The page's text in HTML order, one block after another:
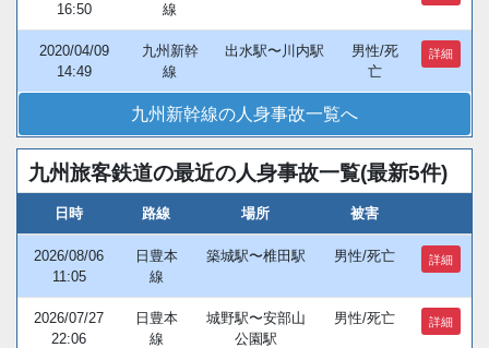
16:50
線
2020/04/09
14:49
九州新幹
線
出水駅〜川内駅
男性/死
亡
詳細
九州新幹線の人身事故一覧へ
九州旅客鉄道の最近の人身事故一覧(最新5件)
日時 路線 場所 被害
2026/08/06
11:05
日豊本
線
築城駅〜椎田駅 男性/死亡 詳細
2026/07/27
22:06
日豊本
線
城野駅〜安部山
公園駅
男性/死亡 詳細